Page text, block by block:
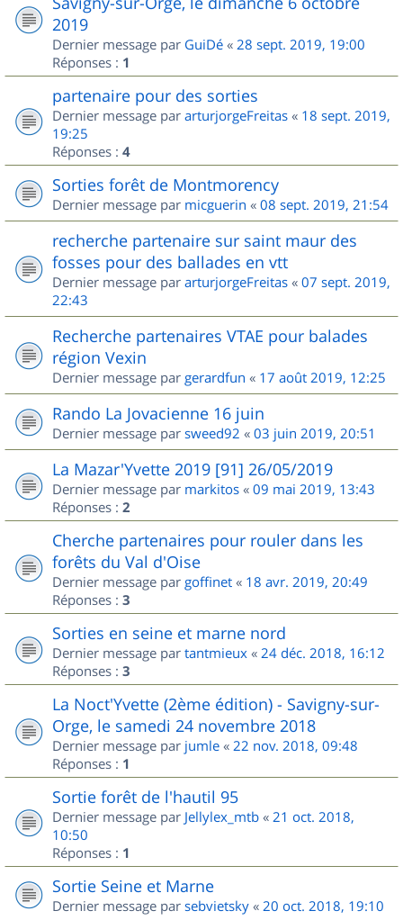
2019
Dernier message par GuiDé « 28 sept. 2019, 19:00
Réponses : 1
partenaire pour des sorties
Dernier message par arturjorgeFreitas « 18 sept. 2019,
19:25
Réponses : 4
Sorties forêt de Montmorency
Dernier message par micguerin « 08 sept. 2019, 21:54
recherche partenaire sur saint maur des
fosses pour des ballades en vtt
Dernier message par arturjorgeFreitas « 07 sept. 2019,
22:43
Recherche partenaires VTAE pour balades
région Vexin
Dernier message par gerardfun « 17 août 2019, 12:25
Rando La Jovacienne 16 juin
Dernier message par sweed92 « 03 juin 2019, 20:51
La Mazar'Yvette 2019 [91] 26/05/2019
Dernier message par markitos « 09 mai 2019, 13:43
Réponses : 2
Cherche partenaires pour rouler dans les
forêts du Val d'Oise
Dernier message par goffinet « 18 avr. 2019, 20:49
Réponses : 3
Sorties en seine et marne nord
Dernier message par tantmieux « 24 déc. 2018, 16:12
Réponses : 3
La Noct'Yvette (2ème édition) - Savigny-sur-
Orge, le samedi 24 novembre 2018
Dernier message par jumle « 22 nov. 2018, 09:48
Réponses : 1
Sortie forêt de l'hautil 95
Dernier message par Jellylex_mtb « 21 oct. 2018,
10:50
Réponses : 1
Sortie Seine et Marne
Dernier message par sebvietsky « 20 oct. 2018, 19:10